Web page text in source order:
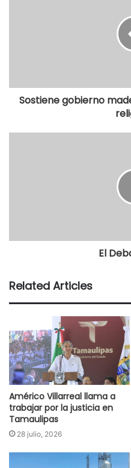
Sostiene gobierno
El
Related Articles
Américo Villarreal llama a
trabajar por la justicia en
Tamaulipas
28 julio, 2026